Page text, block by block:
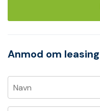
Anmod om leasing